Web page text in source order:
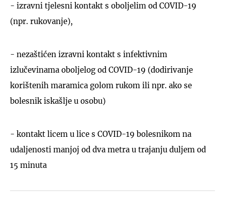
- izravni tjelesni kontakt s oboljelim od COVID-19
(npr. rukovanje),
- nezaštićen izravni kontakt s infektivnim
izlučevinama oboljelog od COVID-19 (dodirivanje
korištenih maramica golom rukom ili npr. ako se
bolesnik iskašlje u osobu)
- kontakt licem u lice s COVID-19 bolesnikom na
udaljenosti manjoj od dva metra u trajanju duljem od
15 minuta